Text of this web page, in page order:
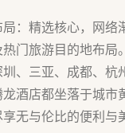
：精选核心，网络
门旅游目的地布局
、三亚、成都、杭
酒店都坐落于城市
无与伦比的便利与